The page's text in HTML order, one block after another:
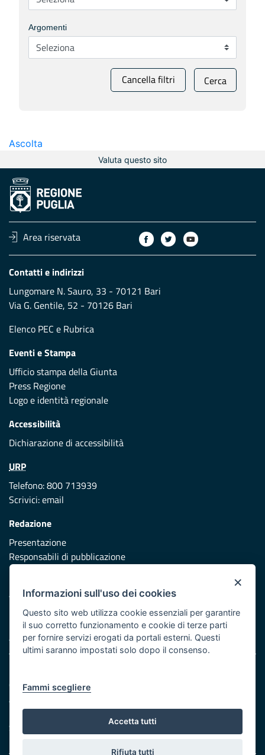
Argomenti
Cancella filtri Cerca
Ascolta
Valuta questo sito
Area riservata
Contatti e indirizzi
Lungomare N. Sauro, 33 - 70121 Bari
Via G. Gentile, 52 - 70126 Bari
Elenco PEC e Rubrica
Eventi e Stampa
Ufficio stampa della Giunta
Press Regione
Logo e identità regionale
Accessibilità
Dichiarazione di accessibilità
URP
Telefono: 800 713939
Scrivici:email
Redazione
Presentazione
Responsabili di pubblicazione
Vai al sito di Protezione Civile Puglia
Iniziativa finanziata con risorse del POR Puglia 2014/2020 -
Asse XI
Cookie e privacy
Atti di notifica
Feed RSS
Servizi Intranet
×
Informazioni sull'uso dei cookies
Questo sito web utilizza cookie essenziali per garantire
il suo corretto funzionamento e cookie di terze parti
per fornire servizi erogati da portali esterni. Questi
ultimi saranno impostati solo dopo il consenso.
Fammi scegliere
Accetta tutti
Rifiuta tutti